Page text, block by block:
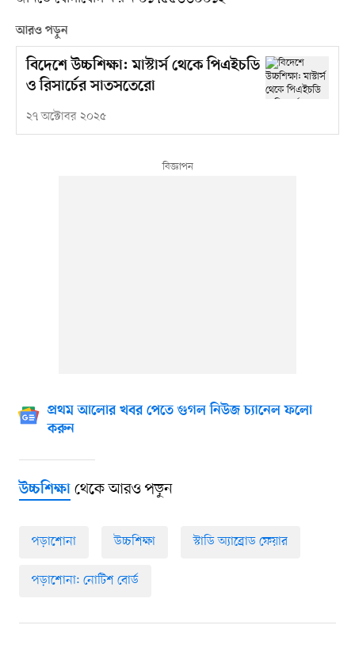
আরও পড়ুন
বিদেশে উচ্চশিক্ষা: মাস্টার্স থেকে পিএইচডি
ও রিসার্চের সাতসতেরো
২৭ অক্টোবর ২০২৫
প্রথম আলোর খবর পেতে গুগল নিউজ চ্যানেল ফলো
করুন
উচ্চশিক্ষাথেকে আরও পড়ুন
পড়াশোনা উচ্চশিক্ষা স্টাডি অ্যাব্রোড ফেয়ার
পড়াশোনা: নোটিশ বোর্ড